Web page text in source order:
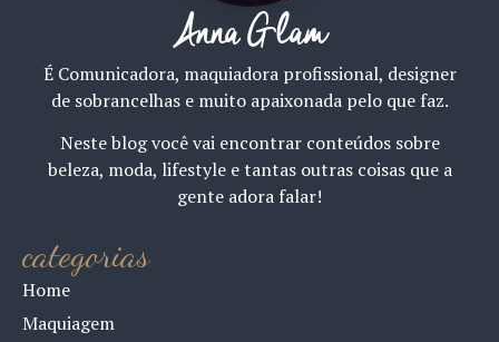
Anna Glam
É Comunicadora, maquiadora profissional, designer
de sobrancelhas e muito apaixonada pelo que faz.
Neste blog você vai encontrar conteúdos sobre
beleza, moda, lifestyle e tantas outras coisas que a
gente adora falar!
categorias
Home
Maquiagem